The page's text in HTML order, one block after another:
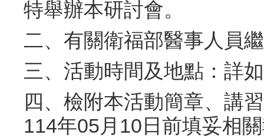
特舉辦本研討會。
二、有關衛福部醫事人員
三、活動時間及地點：詳
四、檢附本活動簡章、講
114年05月10日前填妥相